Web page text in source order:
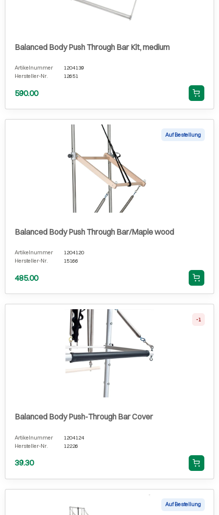
Balanced Body Push Through Bar Kit, medium
Artikelnummer
1204139
Hersteller-Nr.
12651
590.00
Auf Bestellung
Balanced Body Push Through Bar/Maple wood
Artikelnummer
1204120
Hersteller-Nr.
15166
485.00
-1
Balanced Body Push-Through Bar Cover
Artikelnummer
1204124
Hersteller-Nr.
12226
39.30
Auf Bestellung